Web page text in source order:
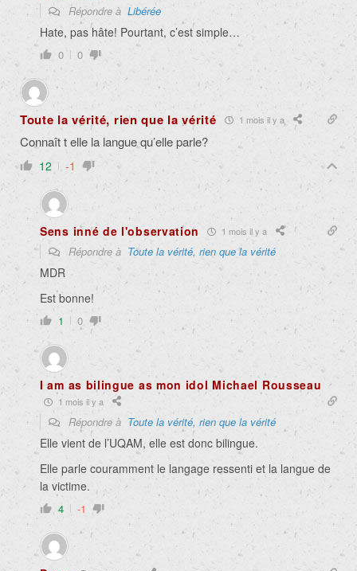
Répondre à Libérée
Hate, pas hâte! Pourtant, c’est simple…
0 0
Toute la vérité, rien que la vérité 1 mois il y a
Connaît t elle la langue qu’elle parle?
12 -1
Sens inné de l'observation 1 mois il y a
Répondre à Toute la vérité, rien que la vérité
MDR
Est bonne!
1 0
I am as bilingue as mon idol Michael Rousseau
1 mois il y a
Répondre à Toute la vérité, rien que la vérité
Elle vient de l’UQAM, elle est donc bilingue.
Elle parle couramment le langage ressenti et la langue de
la victime.
4 -1